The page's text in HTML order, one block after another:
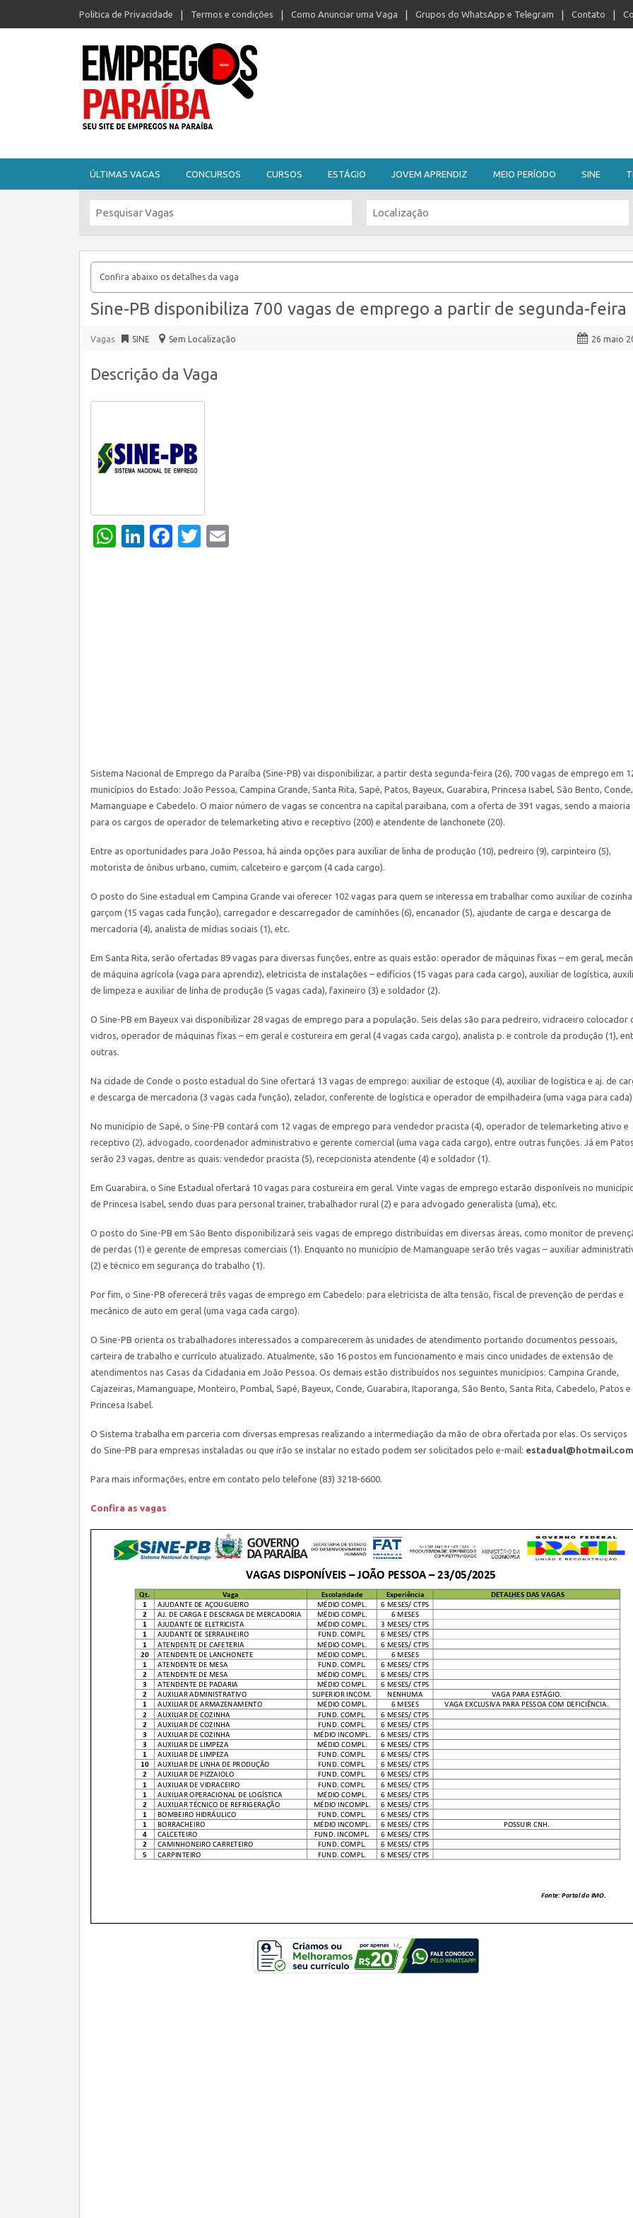
Politica de Privacidade Termos e condições Como Anunciar uma Vaga Grupos do WhatsApp e Telegram Contato
ÚLTIMAS VAGAS CONCURSOS CURSOS ESTÁGIO JOVEM APRENDIZ MEIO PERÍODO SINE
Confira abaixo os detalhes da vaga
Sine-PB disponibiliza 700 vagas de emprego a partir de segunda-feira
Vagas SINE Sem Localização 26 maio
Descrição da Vaga
WhatsApp
LinkedIn
Facebook
Twitter
Sistema Nacional de Emprego da Paraíba (Sine-PB) vai disponibilizar, a partir desta segunda-feira (26), 700 vagas de emprego em
municípios do Estado: João Pessoa, Campina Grande, Santa Rita, Sapé, Patos, Bayeux, Guarabira, Princesa Isabel, São Bento, Conde,
Mamanguape e Cabedelo. O maior número de vagas se concentra na capital paraibana, com a oferta de 391 vagas, sendo a maioria
para os cargos de operador de telemarketing ativo e receptivo (200) e atendente de lanchonete (20).
Entre as oportunidades para João Pessoa, há ainda opções para auxiliar de linha de produção (10), pedreiro (9), carpinteiro (5),
motorista de ônibus urbano, cumim, calceteiro e garçom (4 cada cargo).
O posto do Sine estadual em Campina Grande vai oferecer 102 vagas para quem se interessa em trabalhar como auxiliar de
garçom (15 vagas cada função), carregador e descarregador de caminhões (6), encanador (5), ajudante de carga e descarga de
mercadoria (4), analista de mídias sociais (1), etc.
Em Santa Rita, serão ofertadas 89 vagas para diversas funções, entre as quais estão: operador de máquinas fixas – em geral,
de máquina agrícola (vaga para aprendiz), eletricista de instalações – edifícios (15 vagas para cada cargo), auxiliar de logística,
de limpeza e auxiliar de linha de produção (5 vagas cada), faxineiro (3) e soldador (2).
O Sine-PB em Bayeux vai disponibilizar 28 vagas de emprego para a população. Seis delas são para pedreiro, vidraceiro colocador
vidros, operador de máquinas fixas – em geral e costureira em geral (4 vagas cada cargo), analista p. e controle da produção (1),
outras.
Na cidade de Conde o posto estadual do Sine ofertará 13 vagas de emprego: auxiliar de estoque (4), auxiliar de logística e aj. de
e descarga de mercadoria (3 vagas cada função), zelador, conferente de logística e operador de empilhadeira (uma vaga para
No município de Sapé, o Sine-PB contará com 12 vagas de emprego para vendedor pracista (4), operador de telemarketing ativo e
receptivo (2), advogado, coordenador administrativo e gerente comercial (uma vaga cada cargo), entre outras funções. Já em
serão 23 vagas, dentre as quais: vendedor pracista (5), recepcionista atendente (4) e soldador (1).
Em Guarabira, o Sine Estadual ofertará 10 vagas para costureira em geral. Vinte vagas de emprego estarão disponíveis no
de Princesa Isabel, sendo duas para personal trainer, trabalhador rural (2) e para advogado generalista (uma), etc.
O posto do Sine-PB em São Bento disponibilizará seis vagas de emprego distribuídas em diversas áreas, como monitor de
de perdas (1) e gerente de empresas comerciais (1). Enquanto no município de Mamanguape serão três vagas – auxiliar
(2) e técnico em segurança do trabalho (1).
Por fim, o Sine-PB oferecerá três vagas de emprego em Cabedelo: para eletricista de alta tensão, fiscal de prevenção de perdas e
mecânico de auto em geral (uma vaga cada cargo).
O Sine-PB orienta os trabalhadores interessados a comparecerem às unidades de atendimento portando documentos pessoais,
carteira de trabalho e currículo atualizado. Atualmente, são 16 postos em funcionamento e mais cinco unidades de extensão de
atendimentos nas Casas da Cidadania em João Pessoa. Os demais estão distribuídos nos seguintes municípios: Campina Grande,
Cajazeiras, Mamanguape, Monteiro, Pombal, Sapé, Bayeux, Conde, Guarabira, Itaporanga, São Bento, Santa Rita, Cabedelo, Patos e
Princesa Isabel.
O Sistema trabalha em parceria com diversas empresas realizando a intermediação da mão de obra ofertada por elas. Os serviços
do Sine-PB para empresas instaladas ou que irão se instalar no estado podem ser solicitados pelo e-mail: estadual@hotmail.com
Para mais informações, entre em contato pelo telefone (83) 3218-6600.
Confira as vagas